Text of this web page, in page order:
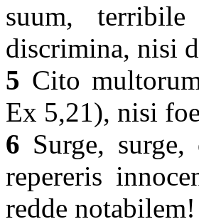
suum,
discrimina, nisi
5 Cito
Ex 5,21), nisi
6 Surge,
repereris
redde notabilem!